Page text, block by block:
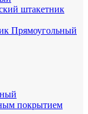
штакетник
Прямоугольный
покрытием